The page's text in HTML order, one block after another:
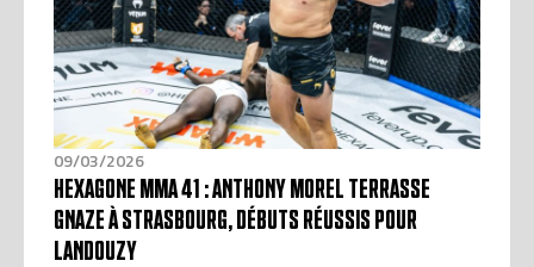
09/03/2026
HEXAGONE MMA 41 : ANTHONY MOREL TERRASSE
GNAZE À STRASBOURG, DÉBUTS RÉUSSIS POUR
LANDOUZY